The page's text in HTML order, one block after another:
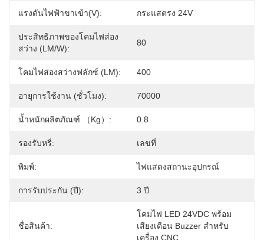
แรงดันไฟฟ้าขาเข้า(V): กระแสตรง 24V
ประสิทธิภาพของโคมไฟส่อง
สว่าง (LM/W):
80
โคมไฟส่องสว่างฟลักซ์ (LM): 400
อายุการใช้งาน (ชั่วโมง): 70000
น้ำหนักผลิตภัณฑ์ （kg）: 0.8
รองรับหรี่: เลขที่
พิมพ์: ไฟแสดงสถานะอุปกรณ์
การรับประกัน (ปี): 3 ปี
ชื่อสินค้า:
โคมไฟ LED 24VDC พร้อม
เสียงเตือน Buzzer สำหรับ
เครื่อง CNC